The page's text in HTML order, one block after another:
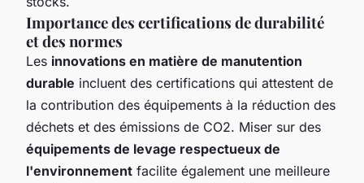
Importance des certifications de durabilité
et des normes
Les innovations en matière de manutention
durable incluent des certifications qui attestent de
la contribution des équipements à la réduction des
déchets et des émissions de CO2. Miser sur des
équipements de levage respectueux de
l'environnement facilite également une meilleure